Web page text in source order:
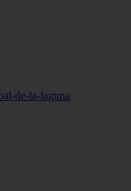
de-la-laguna